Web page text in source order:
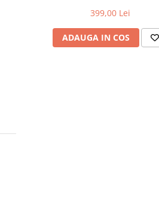
399,00 Lei
ADAUGA IN COS